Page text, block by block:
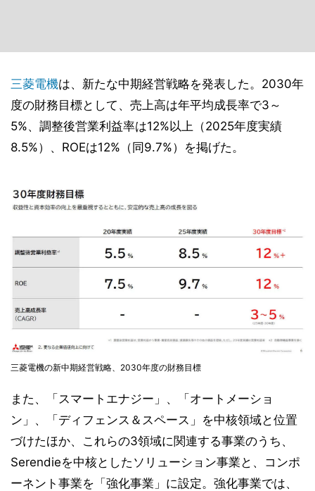
三菱電機は、新たな中期経営戦略を発表した。2030年
度の財務目標として、売上高は年平均成長率で3～
5%、調整後営業利益率は12%以上（2025年度実績
8.5%）、ROEは12%（同9.7%）を掲げた。
三菱電機の新中期経営戦略、2030年度の財務目標
また、「スマートエナジー」、「オートメーショ
ン」、「ディフェンス＆スペース」を中核領域と位置
づけたほか、これらの3領域に関連する事業のうち、
Serendieを中核としたソリューション事業と、コンポ
ーネント事業を「強化事業」に設定。強化事業では、